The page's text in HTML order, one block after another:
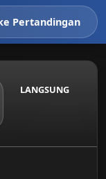
Pertandingan
LANGSUNG